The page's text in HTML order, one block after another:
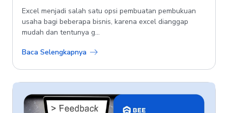
Excel menjadi salah satu opsi pembuatan pembukuan
usaha bagi beberapa bisnis, karena excel dianggap
mudah dan tentunya g...
Baca Selengkapnya